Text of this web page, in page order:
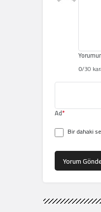
0/30
Ad*
Bir dahaki
Yorum